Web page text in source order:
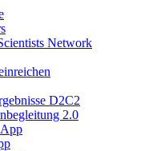
Network
D2C2
2.0